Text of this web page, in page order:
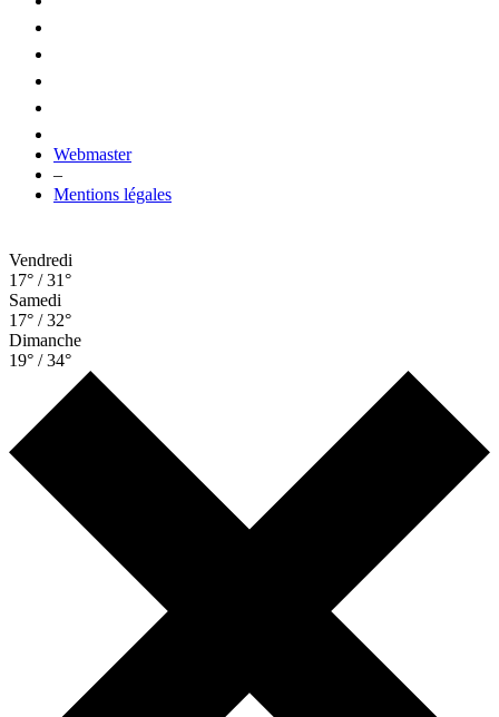
Webmaster
–
Mentions légales
Vendredi
17° / 31°
Samedi
17° / 32°
Dimanche
19° / 34°